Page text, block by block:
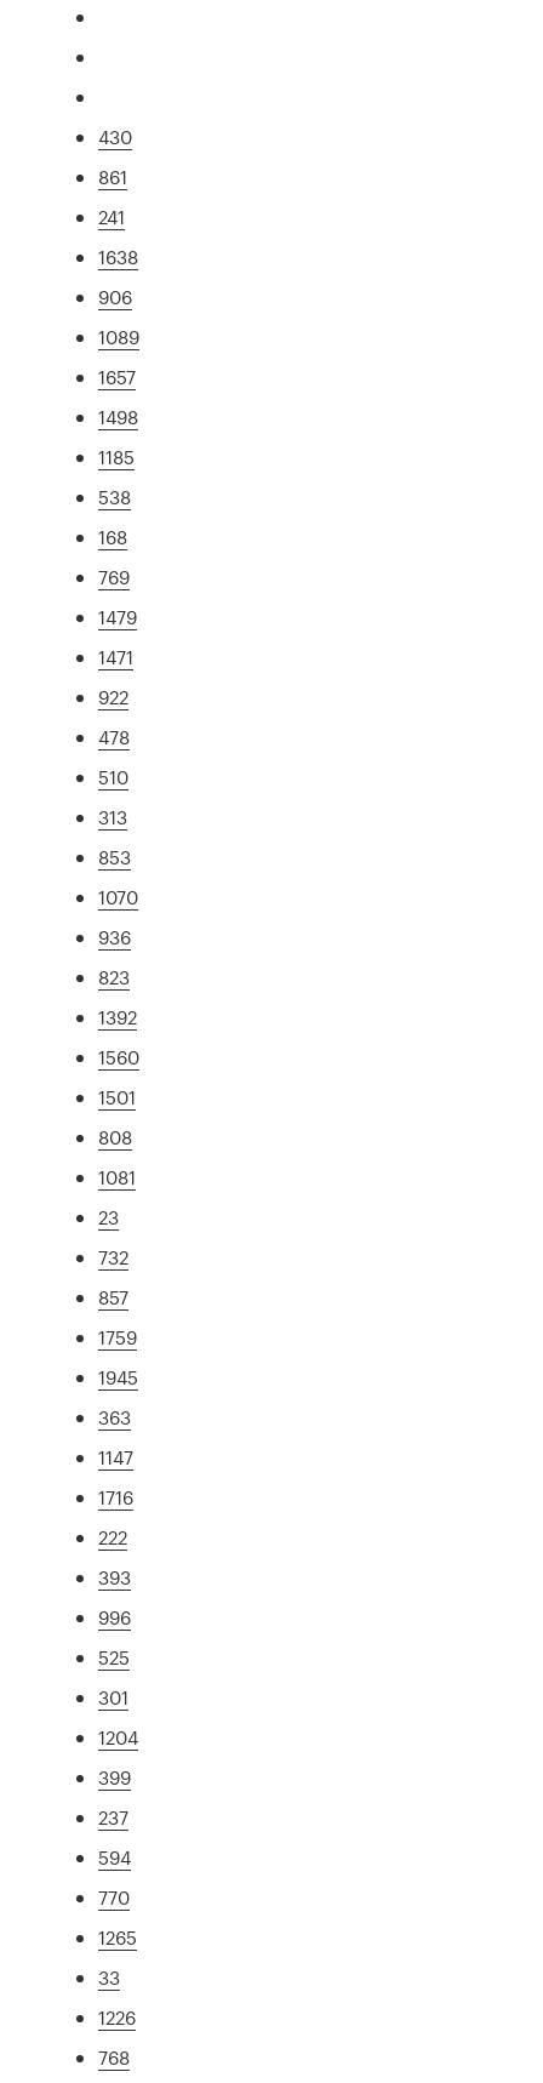
430
861
241
1638
906
1089
1657
1498
1185
538
168
769
1479
1471
922
478
510
313
853
1070
936
823
1392
1560
1501
808
1081
23
732
857
1759
1945
363
1147
1716
222
393
996
525
301
1204
399
237
594
770
1265
33
1226
768